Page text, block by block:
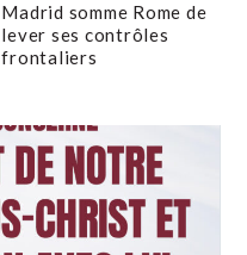
Madrid somme Rome de
lever ses contrôles
frontaliers